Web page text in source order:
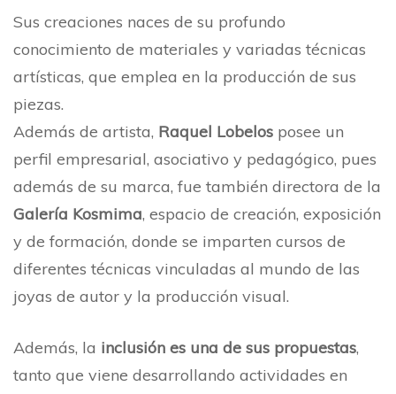
Sus creaciones naces de su profundo
conocimiento de materiales y variadas técnicas
artísticas, que emplea en la producción de sus
piezas.
Además de artista, Raquel Lobelos posee un
perfil empresarial, asociativo y pedagógico, pues
además de su marca, fue también directora de la
Galería Kosmima, espacio de creación, exposición
y de formación, donde se imparten cursos de
diferentes técnicas vinculadas al mundo de las
joyas de autor y la producción visual.
Además, la inclusión es una de sus propuestas,
tanto que viene desarrollando actividades en